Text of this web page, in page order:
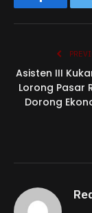
Facebook
Asisten III
Lorong Pasar
Dorong